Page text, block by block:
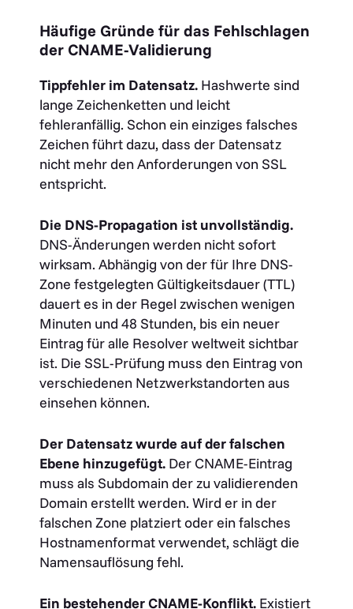
Häufige Gründe für das Fehlschlagen
der CNAME-Validierung
Tippfehler im Datensatz. Hashwerte sind
lange Zeichenketten und leicht
fehleranfällig. Schon ein einziges falsches
Zeichen führt dazu, dass der Datensatz
nicht mehr den Anforderungen von SSL
entspricht.
Die DNS-Propagation ist unvollständig.
DNS-Änderungen werden nicht sofort
wirksam. Abhängig von der für Ihre DNS-
Zone festgelegten Gültigkeitsdauer (TTL)
dauert es in der Regel zwischen wenigen
Minuten und 48 Stunden, bis ein neuer
Eintrag für alle Resolver weltweit sichtbar
ist. Die SSL-Prüfung muss den Eintrag von
verschiedenen Netzwerkstandorten aus
einsehen können.
Der Datensatz wurde auf der falschen
Ebene hinzugefügt. Der CNAME-Eintrag
muss als Subdomain der zu validierenden
Domain erstellt werden. Wird er in der
falschen Zone platziert oder ein falsches
Hostnamenformat verwendet, schlägt die
Namensauflösung fehl.
Ein bestehender CNAME-Konflikt. Existiert